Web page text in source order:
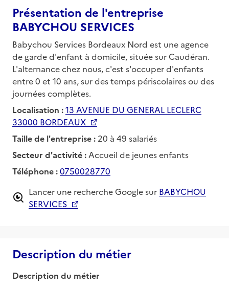
Présentation de l'entreprise
BABYCHOU SERVICES
Babychou Services Bordeaux Nord est une agence
de garde d'enfant à domicile, située sur Caudéran.
L'alternance chez nous, c'est s'occuper d'enfants
entre 0 et 10 ans, sur des temps périscolaires ou des
journées complètes.
Localisation :13 AVENUE DU GENERAL LECLERC
33000 BORDEAUX
Taille de l'entreprise : 20 à 49 salariés
Secteur d'activité : Accueil de jeunes enfants
Téléphone :0750028770
Lancer une recherche Google sur BABYCHOU
SERVICES
Description du métier
Description du métier